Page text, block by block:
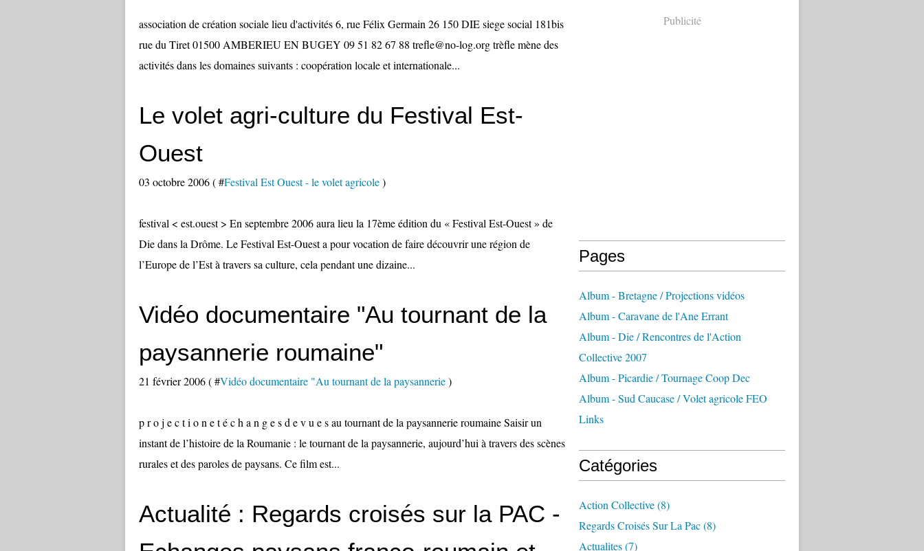
association de création sociale lieu d'activités 6, rue Félix Germain 26 150 DIE siege social 181bis
rue du Tiret 01500 AMBERIEU EN BUGEY 09 51 82 67 88 trefle@no-log.org trèfle mène des
activités dans les domaines suivants : coopération locale et internationale...
Le volet agri-culture du Festival Est-
Ouest
03 octobre 2006 ( #Festival Est Ouest - le volet agricole)
festival < est.ouest > En septembre 2006 aura lieu la 17ème édition du « Festival Est-Ouest » de
Die dans la Drôme. Le Festival Est-Ouest a pour vocation de faire découvrir une région de
l’Europe de l’Est à travers sa culture, cela pendant une dizaine...
Vidéo documentaire "Au tournant de la
paysannerie roumaine"
21 février 2006 ( #Vidéo documentaire "Au tournant de la paysannerie)
p r o j e c t i o n e t é c h a n g e s d e v u e s au tournant de la paysannerie roumaine Saisir un
instant de l’histoire de la Roumanie : le tournant de la paysannerie, aujourd’hui à travers des scènes
rurales et des paroles de paysans. Ce film est...
Actualité : Regards croisés sur la PAC -
Publicité
Pages
Album - Bretagne / Projections vidéos
Album - Caravane de l'Ane Errant
Album - Die / Rencontres de l'Action
Collective 2007
Album - Picardie / Tournage Coop Dec
Album - Sud Caucase / Volet agricole FEO
Links
Catégories
Action Collective(8)
Regards Croisés Sur La Pac(8)
Actualites(7)